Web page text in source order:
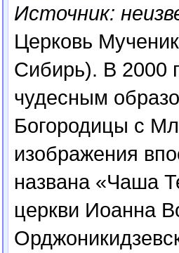
Источник:
Церковь
Сибирь). В 2000
чудесным
Богородицы с
изображения
названа «Чаша
церкви Иоанна